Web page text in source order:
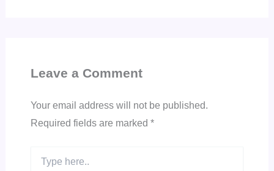
Leave a Comment
Your email address will not be published.
Required fields are marked *
here..